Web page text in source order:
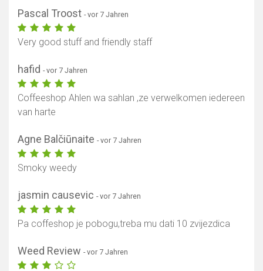
Pascal Troost - vor 7 Jahren
Very good stuff and friendly staff
hafid - vor 7 Jahren
Coffeeshop Ahlen wa sahlan ,ze verwelkomen iedereen
van harte
Agne Balčiūnaite - vor 7 Jahren
Smoky weedy
jasmin causevic - vor 7 Jahren
Pa coffeshop je pobogu,treba mu dati 10 zvijezdica
Weed Review - vor 7 Jahren